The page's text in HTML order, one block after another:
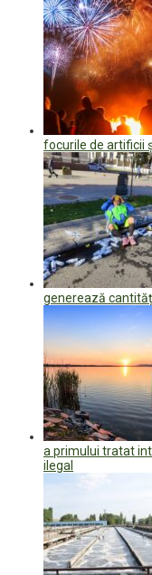
focurile de artificii
generează
a primului tratat
ilegal